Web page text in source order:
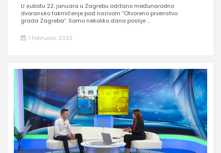
U subotu 22. januara u Zagrebu održano međunarodno
dvoransko takmičenje pod nazivom “Otvoreno prvenstvo
grada Zagreba”. Samo nekoliko dana poslije ...
1 Februara, 2022